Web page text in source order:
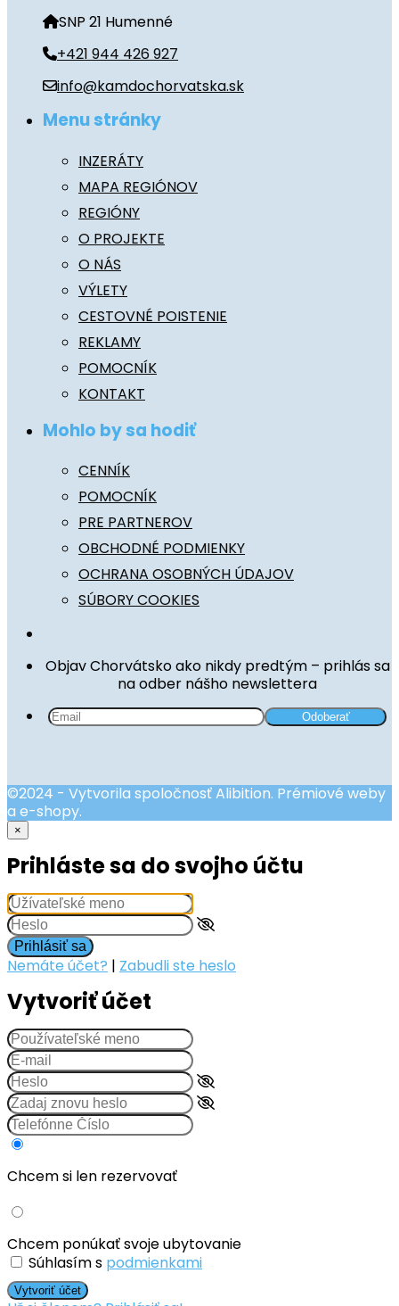
SNP 21 Humenné
+421 944 426 927
info@kamdochorvatska.sk
Menu stránky
INZERÁTY
MAPA REGIÓNOV
REGIÓNY
O PROJEKTE
O NÁS
VÝLETY
CESTOVNÉ POISTENIE
REKLAMY
POMOCNÍK
KONTAKT
Mohlo by sa hodiť
CENNÍK
POMOCNÍK
PRE PARTNEROV
OBCHODNÉ PODMIENKY
OCHRANA OSOBNÝCH ÚDAJOV
SÚBORY COOKIES
Objav Chorvátsko ako nikdy predtým – prihlás sa
na odber nášho newslettera
©2024 - Vytvorila spoločnosť Alibition. Prémiové weby
a e-shopy.
×
Prihláste sa do svojho účtu
Prihlásiť sa
Nemáte účet? | Zabudli ste heslo
Vytvoriť účet
Chcem si len rezervovať
Chcem ponúkať svoje ubytovanie
Súhlasím s podmienkami
Vytvoriť účet